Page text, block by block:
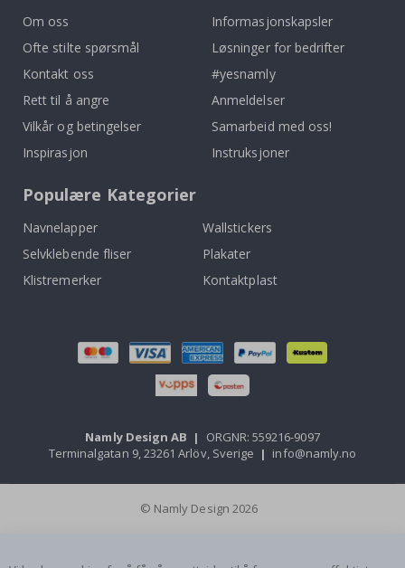
Om oss
Ofte stilte spørsmål
Kontakt oss
Rett til å angre
Vilkår og betingelser
Inspirasjon
Informasjonskapsler
Løsninger for bedrifter
#yesnamly
Anmeldelser
Samarbeid med oss!
Instruksjoner
Populære Kategorier
Navnelapper
Wallstickers
Selvklebende fliser
Plakater
Klistremerker
Kontaktplast
Namly Design AB |
ORGNR: 559216-9097
Terminalgatan 9, 23261 Arlöv, Sverige | info@namly.no
© Namly Design 2026